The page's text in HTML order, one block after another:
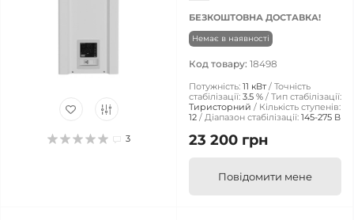
3
БЕЗКОШТОВНА ДОСТАВКА!
Немає в наявності
Код товару: 18498
Потужність: 11 кВт
Точність
стабілізації: 3.5 %
Тип стабілізації:
Тиристорний
Кількість ступенів:
12
Діапазон стабілізації: 145-275 В
23 200 грн
Повідомити мене